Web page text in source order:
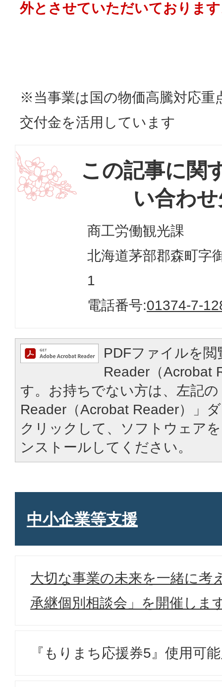
外とさせていただいておりま
※当事業は国の物価高騰対応重
交付金を活用しています
この記事に関
い合わ
商工労働観光課
北海道茅部郡森町字
1
電話番号:01374-7-
PDFファイルを
Reader（Acrobat
す。お持ちでない方は、左記
Reader（Acrobat Reader）」
クリックして、ソフトウェア
ンストールしてください。
中小企業等支援
大切な事業の未来を一緒に考
承継個別相談会」を開催しま
『もりまち応援券5』使用可